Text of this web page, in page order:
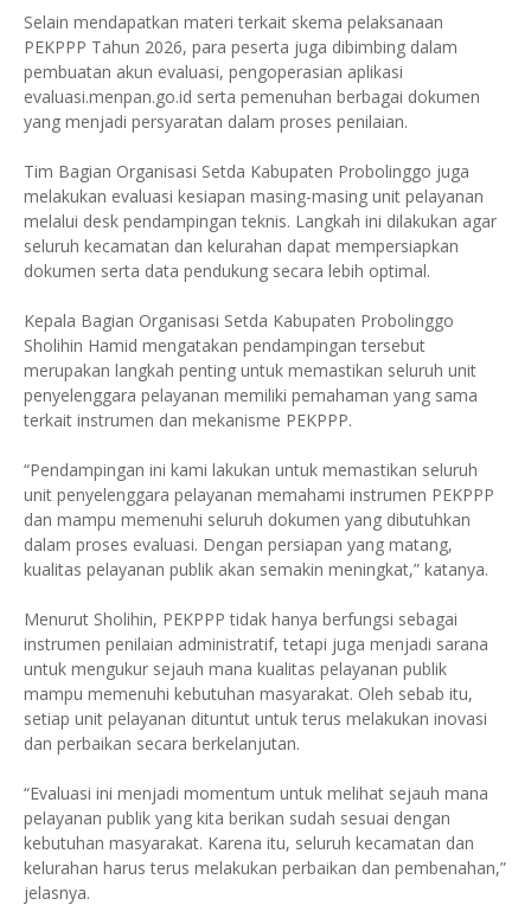
Selain mendapatkan materi terkait skema pelaksanaan
PEKPPP Tahun 2026, para peserta juga dibimbing dalam
pembuatan akun evaluasi, pengoperasian aplikasi
evaluasi.menpan.go.id serta pemenuhan berbagai dokumen
yang menjadi persyaratan dalam proses penilaian.
Tim Bagian Organisasi Setda Kabupaten Probolinggo juga
melakukan evaluasi kesiapan masing-masing unit pelayanan
melalui desk pendampingan teknis. Langkah ini dilakukan agar
seluruh kecamatan dan kelurahan dapat mempersiapkan
dokumen serta data pendukung secara lebih optimal.
Kepala Bagian Organisasi Setda Kabupaten Probolinggo
Sholihin Hamid mengatakan pendampingan tersebut
merupakan langkah penting untuk memastikan seluruh unit
penyelenggara pelayanan memiliki pemahaman yang sama
terkait instrumen dan mekanisme PEKPPP.
“Pendampingan ini kami lakukan untuk memastikan seluruh
unit penyelenggara pelayanan memahami instrumen PEKPPP
dan mampu memenuhi seluruh dokumen yang dibutuhkan
dalam proses evaluasi. Dengan persiapan yang matang,
kualitas pelayanan publik akan semakin meningkat,” katanya.
Menurut Sholihin, PEKPPP tidak hanya berfungsi sebagai
instrumen penilaian administratif, tetapi juga menjadi sarana
untuk mengukur sejauh mana kualitas pelayanan publik
mampu memenuhi kebutuhan masyarakat. Oleh sebab itu,
setiap unit pelayanan dituntut untuk terus melakukan inovasi
dan perbaikan secara berkelanjutan.
“Evaluasi ini menjadi momentum untuk melihat sejauh mana
pelayanan publik yang kita berikan sudah sesuai dengan
kebutuhan masyarakat. Karena itu, seluruh kecamatan dan
kelurahan harus terus melakukan perbaikan dan pembenahan,”
jelasnya.